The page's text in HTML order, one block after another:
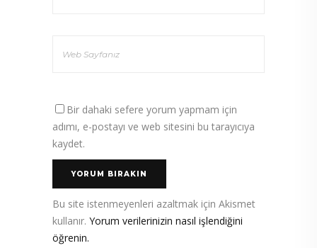
Bir dahaki sefere yorum yapmam için
adımı, e-postayı ve web sitesini bu tarayıcıya
kaydet.
Bu site istenmeyenleri azaltmak için Akismet
kullanır. Yorum verilerinizin nasıl işlendiğini
öğrenin.